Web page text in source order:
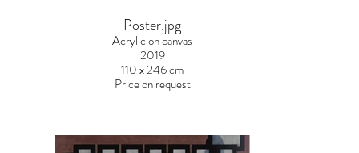
Poster.jpg
Acrylic on canvas
2019
110 x 246 cm
Price on request